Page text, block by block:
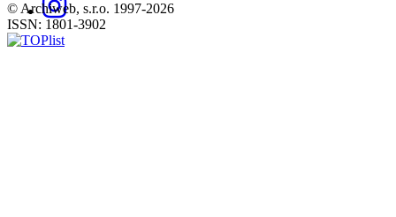
© Archiweb, s.r.o. 1997-2026
ISSN: 1801-3902